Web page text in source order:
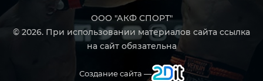
ООО "АКФ СПОРТ"
© 2026. При использовании материалов сайта ссылка
на сайт обязательна
Создание сайта —